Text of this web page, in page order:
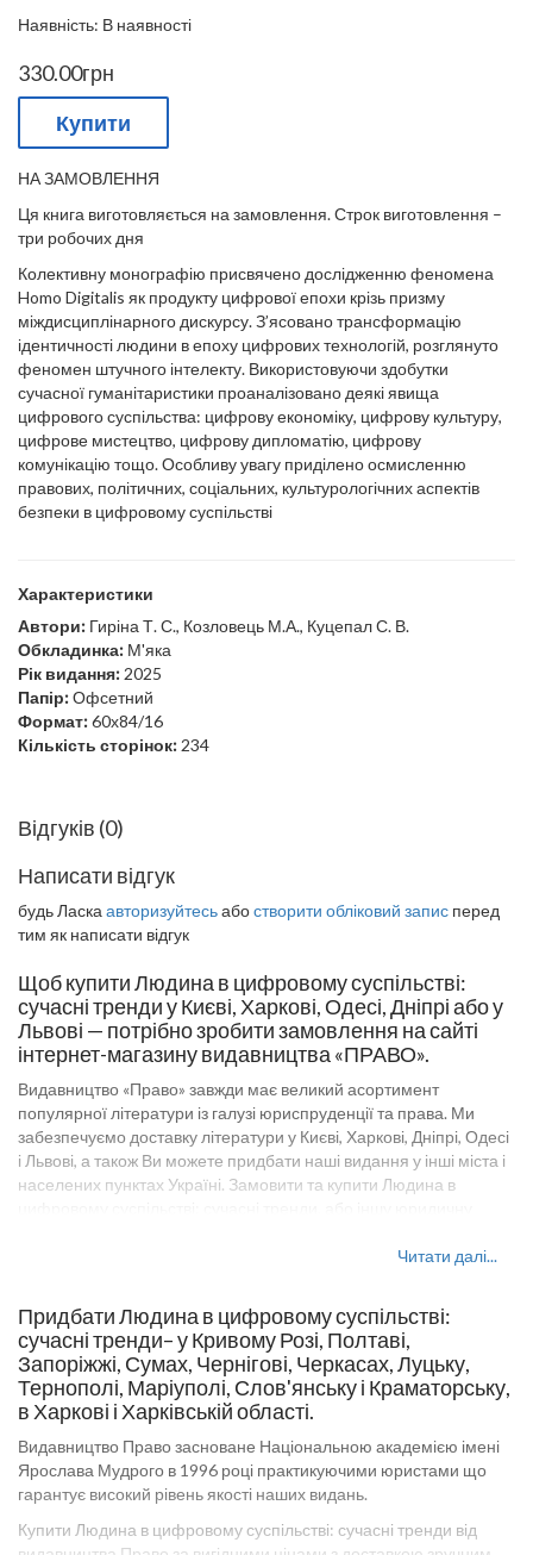
Наявність: В наявності
330.00грн
Купити
НА ЗАМОВЛЕННЯ
Ця книга виготовляється на замовлення. Строк виготовлення –
три робочих дня
Колективну монографію присвячено дослідженню феномена
Homo Digitalis як продукту цифрової епохи крізь призму
міждисциплінарного дискурсу. З’ясовано трансформацію
ідентичності людини в епоху цифрових технологій, розглянуто
феномен штучного інтелекту. Використовуючи здобутки
сучасної гуманітаристики проаналізовано деякі явища
цифрового суспільства: цифрову економіку, цифрову культуру,
цифрове мистецтво, цифрову дипломатію, цифрову
комунікацію тощо. Особливу увагу приділено осмисленню
правових, політичних, соціальних, культурологічних аспектів
безпеки в цифровому суспільстві
Характеристики
Автори: Гиріна Т. С., Козловець М.А., Куцепал С. В.
Обкладинка: М'яка
Рік видання: 2025
Папір:Офсетний
Формат:60х84/16
Кількість сторінок: 234
Відгуків (0)
Написати відгук
будь Ласка авторизуйтесьабостворити обліковий запис перед
тим як написати відгук
Щоб купити Людина в цифровому суспільстві:
сучасні тренди у Києві, Харкові, Одесі, Дніпрі або у
Львові — потрібно зробити замовлення на сайті
інтернет-магазину видавництва «ПРАВО».
Видавництво «Право» завжди має великий асортимент
популярної літератури із галузі юриспруденції та права. Ми
забезпечуємо доставку літератури у Києві, Харкові, Дніпрі, Одесі
і Львові, а також Ви можете придбати наші видання у інші міста і
населених пунктах Україні. Замовити та купити Людина в
роздріб. Оптові ціни на товари видавництва «Право» уточнюйте
навчальної дисципліни Людина в цифровому суспільстві:
сучасні тренди. Посібник може бути корисним абітурієнтам,
учням ліцеїв, а також широкому колу осіб, які цікавляться
адміністративним правом, процесом, державним управлінням
або іншим правовими дисціплінами.
Видавництво Право - великий вибір книг з правової дисципліни
для викладачів навчальних закладів юридичних напрямків,
студентів і людей цікавляться темою законодавства України і
міжнародними правовими відносинами.
Читати далі...
Придбати Людина в цифровому суспільстві:
сучасні тренди– у Кривому Розі, Полтаві,
Запоріжжі, Сумах, Чернігові, Черкасах, Луцьку,
Тернополі, Маріуполі, Слов'янську і Краматорську,
в Харкові і Харківській області.
Видавництво Право засноване Національною академією імені
Ярослава Мудрого в 1996 році практикуючими юристами що
гарантує високий рівень якості наших видань.
Купити Людина в цифровому суспільстві: сучасні тренди від